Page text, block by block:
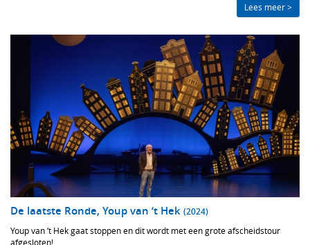
Lees meer >
De laatste Ronde, Youp van ‘t Hek (2024)
Youp van ’t Hek gaat stoppen en dit wordt met een grote afscheidstour
afgesloten!